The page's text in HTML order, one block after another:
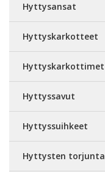
Hyttysansat
Hyttyskarkotteet
Hyttyskarkottimet
Hyttyssavut
Hyttyssuihkeet
Hyttysten torjunta